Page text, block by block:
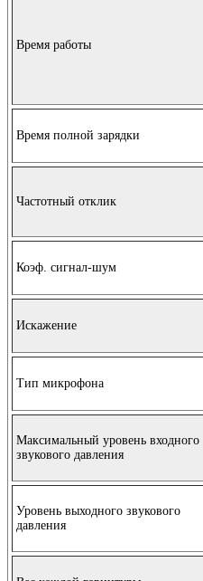
Время работы
Время полной зарядки
Частотный отклик
Коэф. сигнал-шум
Иcкажение
Тип микрофона
Максимальный уровень входного
звукового давления
Уровень выходного звукового
давления